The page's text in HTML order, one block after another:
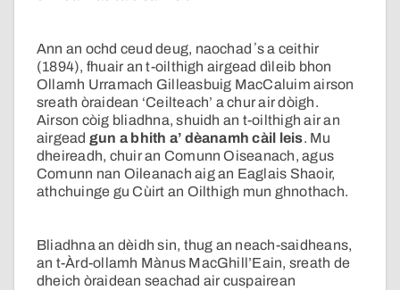
Ann an ochd ceud deug, naochad ʼs a ceithir
(1894), fhuair an t-oilthigh airgead dìleib bhon
Ollamh Urramach Gilleasbuig MacCaluim airson
sreath òraidean ‘Ceilteach’ a chur air dòigh.
Airson còig bliadhna, shuidh an t-oilthigh air an
airgead gun a bhith a’ dèanamh càil leis. Mu
dheireadh, chuir an Comunn Oiseanach, agus
Comunn nan Oileanach aig an Eaglais Shaoir,
athchuinge gu Cùirt an Oilthigh mun ghnothach.
Bliadhna an dèidh sin, thug an neach-saidheans,
an t-Àrd-ollamh Mànus MacGhill’Eain, sreath de
dheich òraidean seachad air cuspairean